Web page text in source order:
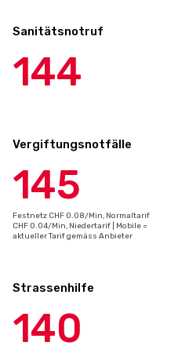
Sanitätsnotruf
144
Vergiftungsnotfälle
145
Festnetz CHF 0.08/Min, Normaltarif
CHF 0.04/Min, Niedertarif | Mobile =
aktueller Tarif gemäss Anbieter
Strassenhilfe
140